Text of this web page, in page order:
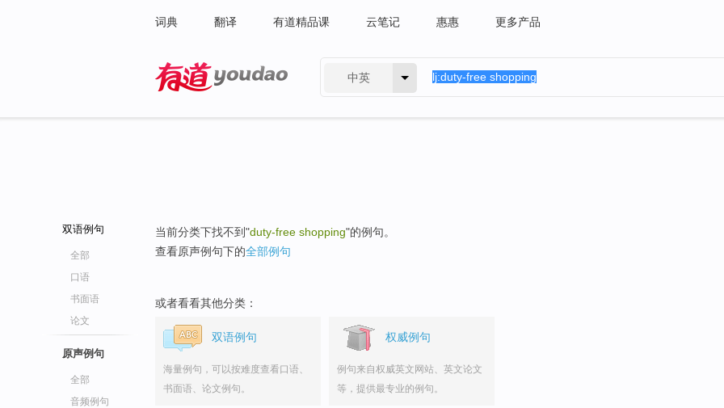
词典 翻译 有道精品课 云笔记 惠惠 更多产品
中英
双语例句
全部
口语
书面语
论文
原声例句
全部
音频例句
当前分类下找不到"duty-free shopping"的例句。
查看原声例句下的全部例句
或者看看其他分类：
双语例句
海量例句，可以按难度查看口语、
书面语、论文例句。
权威例句
例句来自权威英文网站、英文论文
等，提供最专业的例句。